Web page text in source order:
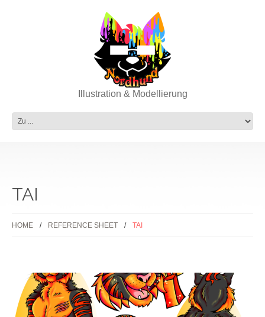
Illustration & Modellierung
TAI
HOME REFERENCE SHEET TAI